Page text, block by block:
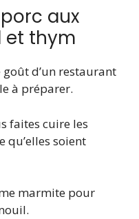
aux
et thym
d’un restaurant
à préparer.
faites cuire les
qu’elles soient
marmite pour